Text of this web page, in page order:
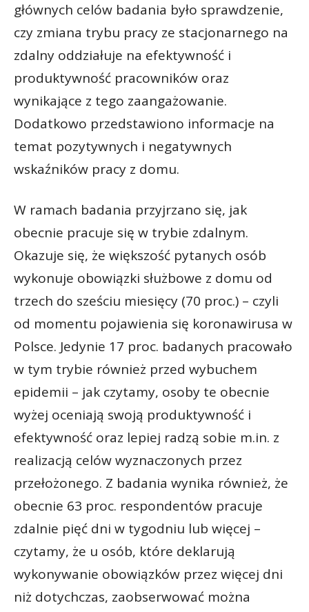
głównych celów badania było sprawdzenie,
czy zmiana trybu pracy ze stacjonarnego na
zdalny oddziałuje na efektywność i
produktywność pracowników oraz
wynikające z tego zaangażowanie.
Dodatkowo przedstawiono informacje na
temat pozytywnych i negatywnych
wskaźników pracy z domu.
W ramach badania przyjrzano się, jak
obecnie pracuje się w trybie zdalnym.
Okazuje się, że większość pytanych osób
wykonuje obowiązki służbowe z domu od
trzech do sześciu miesięcy (70 proc.) – czyli
od momentu pojawienia się koronawirusa w
Polsce. Jedynie 17 proc. badanych pracowało
w tym trybie również przed wybuchem
epidemii – jak czytamy, osoby te obecnie
wyżej oceniają swoją produktywność i
efektywność oraz lepiej radzą sobie m.in. z
realizacją celów wyznaczonych przez
przełożonego. Z badania wynika również, że
obecnie 63 proc. respondentów pracuje
zdalnie pięć dni w tygodniu lub więcej –
czytamy, że u osób, które deklarują
wykonywanie obowiązków przez więcej dni
niż dotychczas, zaobserwować można